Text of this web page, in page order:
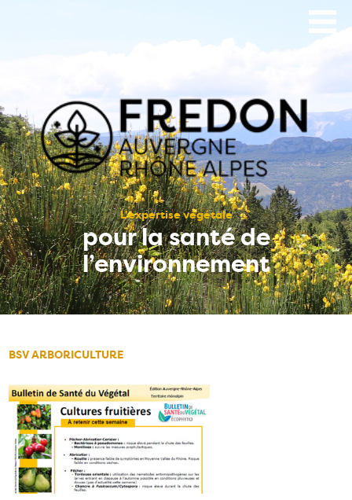
L’expertise végétale
pour la santé de
l’environnement
BSV ARBORICULTURE